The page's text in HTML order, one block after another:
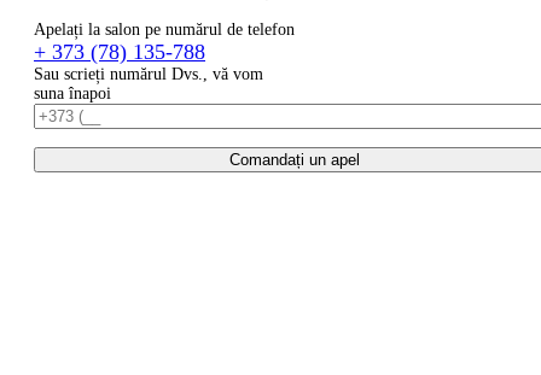
Apelați la salon pe numărul de telefon
+ 373 (78) 135-788
Sau scrieți numărul Dvs., vă vom
suna înapoi
Comandați un apel